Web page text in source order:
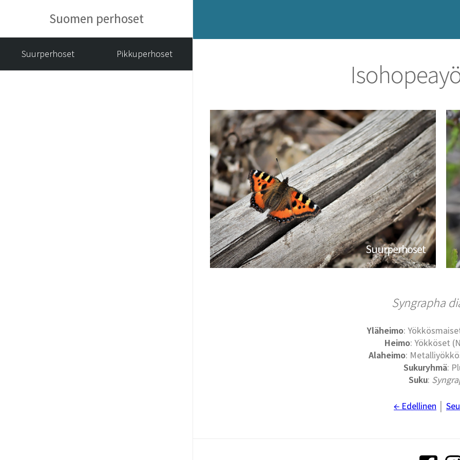
Suomen perhoset
Suurperhoset Pikkuperhoset
Suurperhoset
Syngrapha
Yläheimo:
Heimo: Yökköset
Alaheimo:
Sukuryhmä:
Suku:
← Edellinen